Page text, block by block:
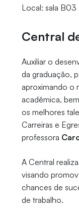
Local: sala B03
Central
Auxiliar o
da graduação,
aproximando o
acadêmica,
os melhores
Carreiras e
professora
A Central
visando
chances de
de trabalho.